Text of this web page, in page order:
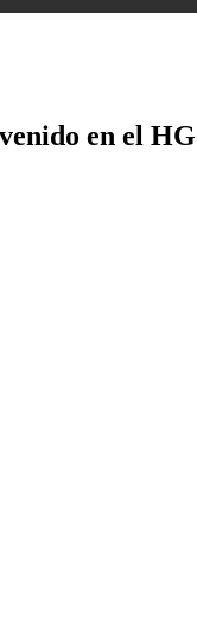
en el